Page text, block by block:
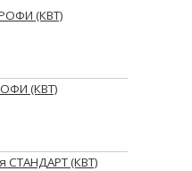
(КВТ)
(КВТ)
СТАНДАРТ (КВТ)